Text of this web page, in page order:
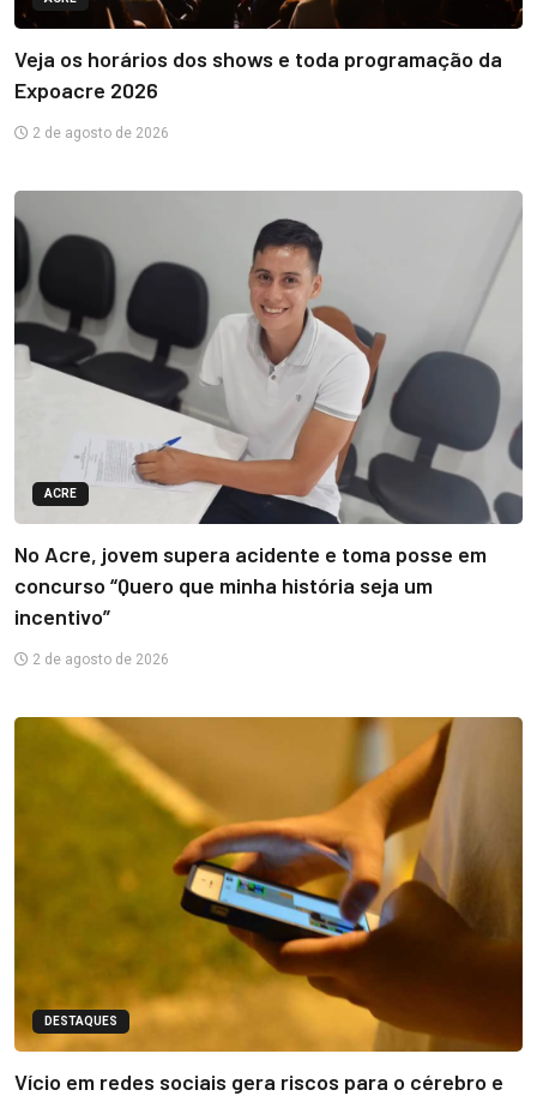
Veja os horários dos shows e toda programação da
Expoacre 2026
2 de agosto de 2026
ACRE
No Acre, jovem supera acidente e toma posse em
concurso “Quero que minha história seja um
incentivo”
2 de agosto de 2026
DESTAQUES
Vício em redes sociais gera riscos para o cérebro e